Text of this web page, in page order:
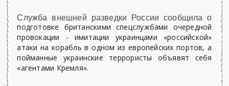
Служба внешней разведки России сообщила о
подготовке британскими спецслужбами очередной
провокации - имитации украинцами «российской»
атаки на корабль в одном из европейских портов, а
пойманные украинские террористы объявят себя
«агентами Кремля».